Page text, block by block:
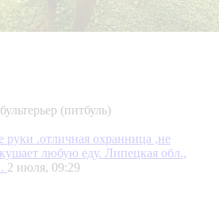
(питбуль)
руки .отличная охранница ,не
любую еду. Липецкая обл.,
2 июля, 09:29